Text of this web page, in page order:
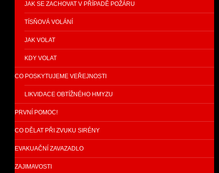
JAK SE ZACHOVAT V PŘÍPADĚ POŽÁRU
TÍSŇOVÁ VOLÁNÍ
JAK VOLAT
KDY VOLAT
CO POSKYTUJEME VEŘEJNOSTI
LIKVIDACE OBTÍŽNÉHO HMYZU
PRVNÍ POMOC!
CO DĚLAT PŘI ZVUKU SIRÉNY
EVAKUAČNÍ ZAVAZADLO
ZAJIMAVOSTI